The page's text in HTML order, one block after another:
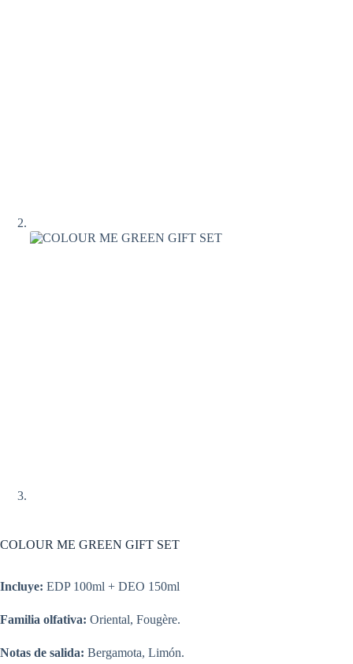
COLOUR ME GREEN GIFT SET
Incluye: EDP 100ml + DEO 150ml
Familia olfativa: Oriental, Fougère.
Notas de salida: Bergamota, Limón.